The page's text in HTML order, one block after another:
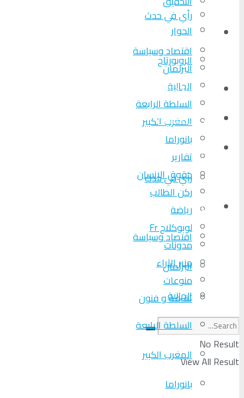
رأي في حدث
المزيد
اقتصاد وسياسة
البرلمان
الجالية
السلطة الرابعة
المغرب الكبير
بانوراما
تقارير
حقوق الإنسان
ركن الطالب
رياضة
لوبوكلاج Fr
مدونات
منبر الآراء
منوعات
ثقافة و فنون
No Result
View All Result
الحوار
الروبورتاج
تحلیل الأحداث
من عين المكان
لوبوكلاج TV
رأي في حدث
المزيد
اقتصاد وسياسة
البرلمان
الجالية
السلطة الرابعة
المغرب الكبير
بانوراما